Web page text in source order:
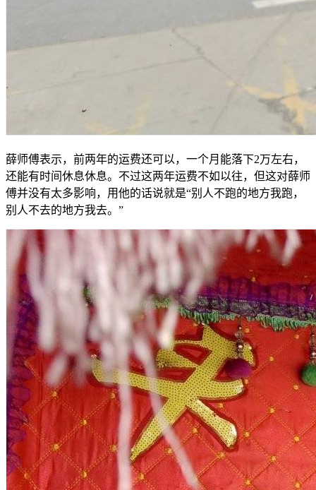
薛师傅表示，前两年的运费还可以，一个月能落下2万左右，
还能有时间休息休息。不过这两年运费不如以往，但这对薛师
傅并没有太多影响，用他的话说就是“别人不跑的地方我跑，
别人不去的地方我去。”